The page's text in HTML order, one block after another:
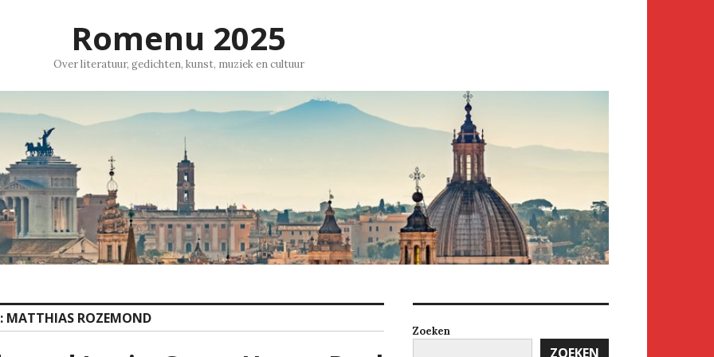
Romenu 2025
Over literatuur, gedichten, kunst, muziek en cultuur
MATTHIAS ROZEMOND
Zoeken
ZOEKEN